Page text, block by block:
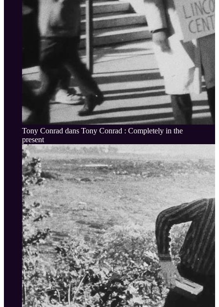
Tony Conrad dans Tony Conrad : Completely in the
present